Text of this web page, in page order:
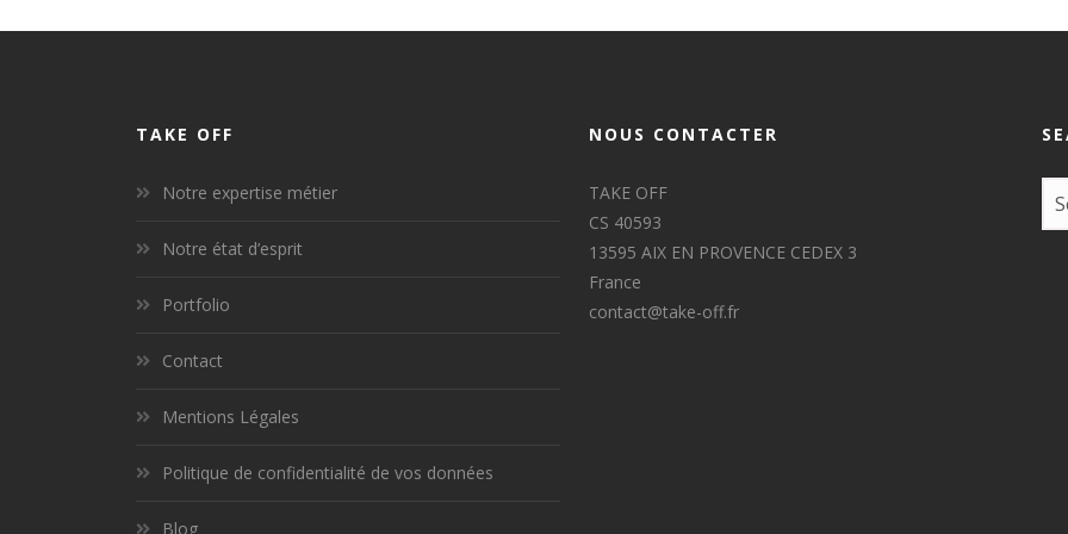
TAKE OFF
Notre expertise métier
Notre état d’esprit
Portfolio
Contact
Mentions Légales
Politique de confidentialité de vos données
Blog
NOUS CONTACTER
TAKE OFF
CS 40593
13595 AIX EN PROVENCE CEDEX 3
France
contact@take-off.fr